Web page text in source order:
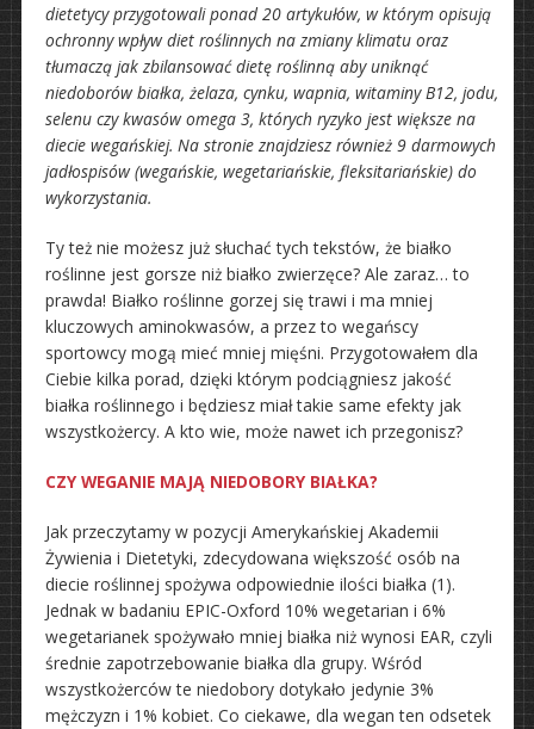
dietetycy przygotowali ponad 20 artykułów, w którym opisują
ochronny wpływ diet roślinnych na zmiany klimatu oraz
tłumaczą jak zbilansować dietę roślinną aby uniknąć
niedoborów białka, żelaza, cynku, wapnia, witaminy B12, jodu,
selenu czy kwasów omega 3, których ryzyko jest większe na
diecie wegańskiej. Na stronie znajdziesz również 9 darmowych
jadłospisów (wegańskie, wegetariańskie, fleksitariańskie) do
wykorzystania.
Ty też nie możesz już słuchać tych tekstów, że białko
roślinne jest gorsze niż białko zwierzęce? Ale zaraz… to
prawda! Białko roślinne gorzej się trawi i ma mniej
kluczowych aminokwasów, a przez to wegańscy
sportowcy mogą mieć mniej mięśni. Przygotowałem dla
Ciebie kilka porad, dzięki którym podciągniesz jakość
białka roślinnego i będziesz miał takie same efekty jak
wszystkożercy. A kto wie, może nawet ich przegonisz?
CZY WEGANIE MAJĄ NIEDOBORY BIAŁKA?
Jak przeczytamy w pozycji Amerykańskiej Akademii
Żywienia i Dietetyki, zdecydowana większość osób na
diecie roślinnej spożywa odpowiednie ilości białka (1).
Jednak w badaniu EPIC-Oxford 10% wegetarian i 6%
wegetarianek spożywało mniej białka niż wynosi EAR, czyli
średnie zapotrzebowanie białka dla grupy. Wśród
wszystkożerców te niedobory dotykało jedynie 3%
mężczyzn i 1% kobiet. Co ciekawe, dla wegan ten odsetek